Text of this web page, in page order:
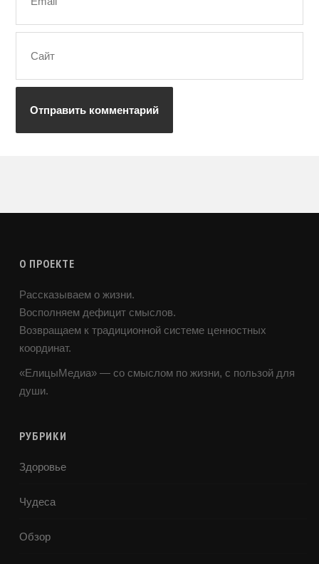
О ПРОЕКТЕ
Рассказываем о жизни.
Восполняем дефицит смыслов.
Возвращаем к традиционной системе ценностных
координат.
«ЕлицыМедиа» — со смыслом по жизни, с пользой для
души.
РУБРИКИ
Здоровье
Чудеса
Обзор